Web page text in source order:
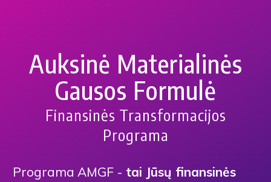
Auksinė Materialinės
Gausos Formulė
Finansinės Transformacijos
Programa
Programa AMGF - tai Jūsų finansinės